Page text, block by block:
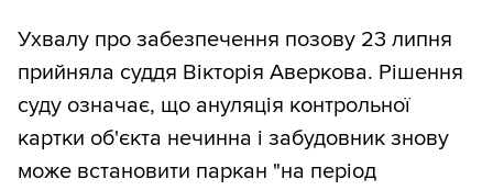
Ухвалу про забезпечення позову 23 липня
прийняла суддя Вікторія Аверкова. Рішення
суду означає, що ануляція контрольної
картки об'єкта нечинна і забудовник знову
може встановити паркан "на період